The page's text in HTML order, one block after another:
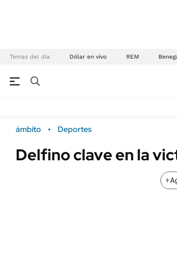
Temas del día Dólar en vivo REM
Campo
ENERGY
ámbito Deportes
Delfino clave en la
+